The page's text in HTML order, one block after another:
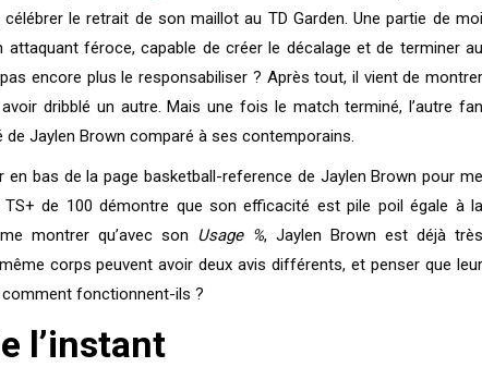
le retrait de son maillot au TD Garden. Une partie de moi
féroce, capable de créer le décalage et de terminer au
encore plus le responsabiliser ? Après tout, il vient de montrer
dribblé un autre.Mais une fois le match terminé, l’autre fan
de Jaylen Brown comparé à ses contemporains.
bas de la page basketball-reference de Jaylen Brown pour me
de 100 démontre que son efficacité est pile poil égale à la
montrer qu’avec son Usage %, Jaylen Brown est déjà très
corps peuvent avoir deux avis différents, et penser que leur
comment fonctionnent-ils ?
l’instant